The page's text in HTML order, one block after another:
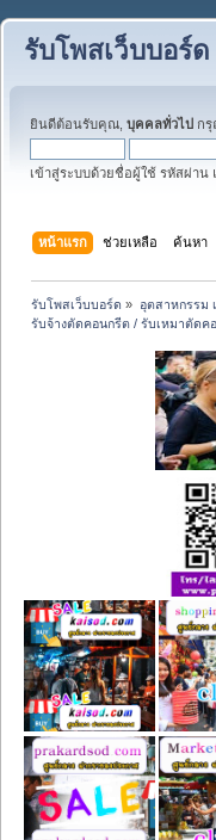
รับโพสเว็บบอร์ด
ยินดีต้อนรับคุณ, บุคคลทั่วไป ก
เข้าสู่ระบบด้วยชื่อผู้ใช้ รหัสผ่าน
หน้าแรก ช่วยเหลือ ค้นหา
รับโพสเว็บบอร์ด » อุตสาหกรรม
รับจ้างตัดคอนกรีต / รับเหมาตัด